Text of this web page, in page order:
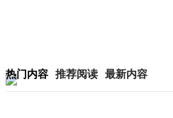
热门内容 推荐阅读 最新内容